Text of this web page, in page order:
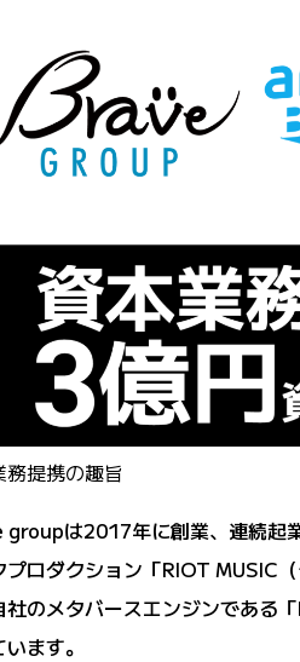
務提携の趣旨
groupは2017年に創業、連続起
プロダクション「RIOT MUSIC
社のメタバースエンジンである
ます。